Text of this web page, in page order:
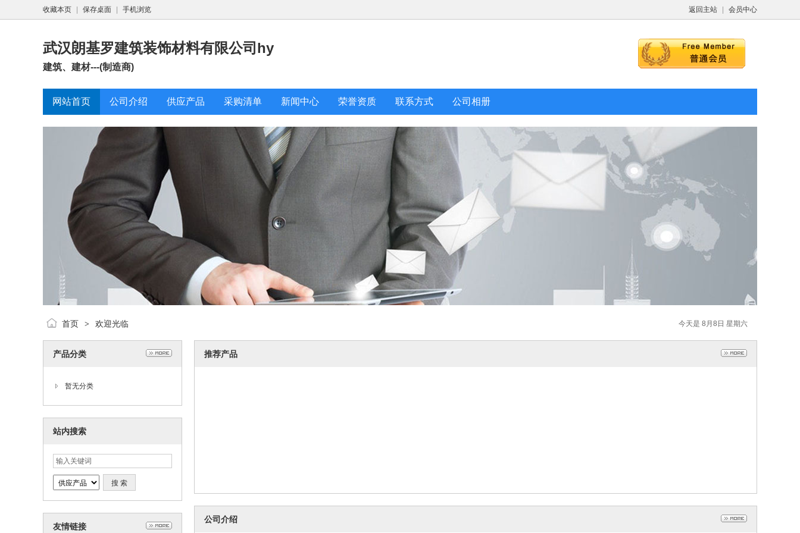
返回主站 会员中心
收藏本页 保存桌面 手机浏览
武汉朗基罗建筑装饰材料有限公司hy
建筑、建材---(制造商)
网站首页 公司介绍 供应产品 采购清单 新闻中心 荣誉资质 联系方式 公司相册
今天是 8月8日 星期六
首页 > 欢迎光临
产品分类
暂无分类
站内搜索
友情链接
推荐产品
公司介绍